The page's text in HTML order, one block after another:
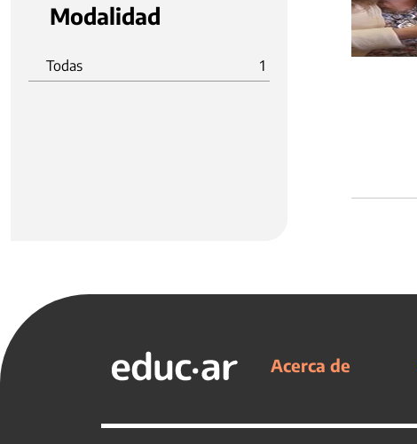
Modalidad
Todas 1
Acerca de